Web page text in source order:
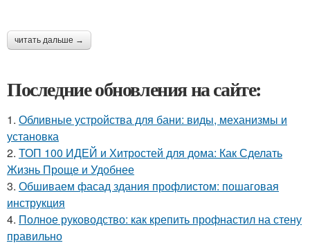
читать дальше →
Последние обновления на сайте:
1. Обливные устройства для бани: виды, механизмы и
установка
2. ТОП 100 ИДЕЙ и Хитростей для дома: Как Сделать
Жизнь Проще и Удобнее
3. Обшиваем фасад здания профлистом: пошаговая
инструкция
4. Полное руководство: как крепить профнастил на стену
правильно